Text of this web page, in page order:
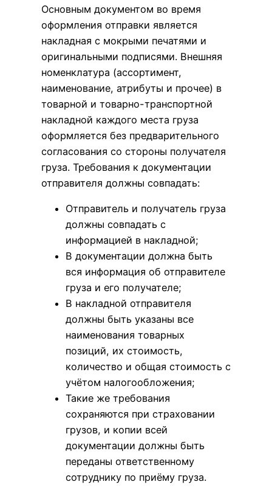
Основным документом во время
оформления отправки является
накладная с мокрыми печатями и
оригинальными подписями. Внешняя
номенклатура (ассортимент,
наименование, атрибуты и прочее) в
товарной и товарно-транспортной
накладной каждого места груза
оформляется без предварительного
согласования со стороны получателя
груза. Требования к документации
отправителя должны совпадать:
Отправитель и получатель груза
должны совпадать с
информацией в накладной;
В документации должна быть
вся информация об отправителе
груза и его получателе;
В накладной отправителя
должны быть указаны все
наименования товарных
позиций, их стоимость,
количество и общая стоимость с
учётом налогообложения;
Такие же требования
сохраняются при страховании
грузов, и копии всей
документации должны быть
переданы ответственному
сотруднику по приёму груза.